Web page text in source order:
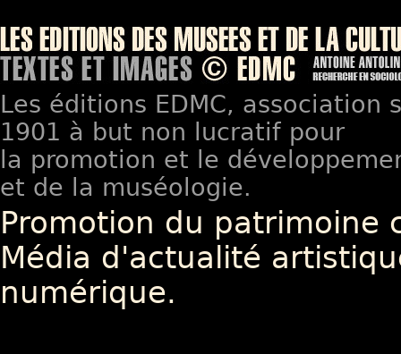
Les éditions EDMC, association
1901 à but non lucratif pour
la promotion et le
et de la muséologie.
Promotion du patrimoine
Média d'actualité
numérique.